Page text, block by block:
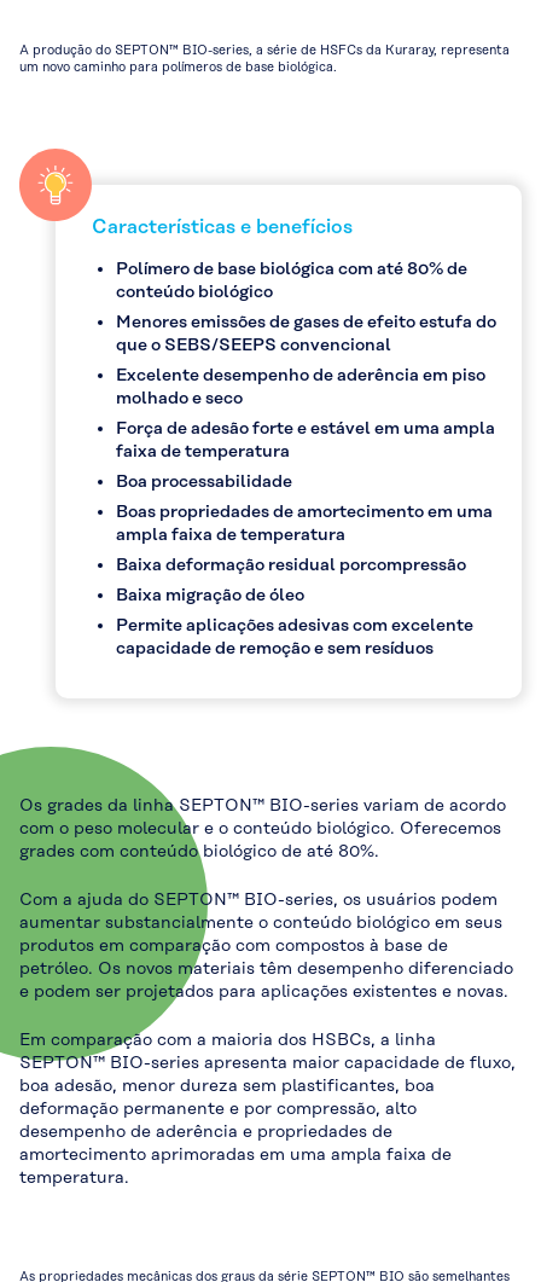
A produção do SEPTON™ BIO-series, a série de HSFCs da Kuraray, representa
um novo caminho para polímeros de base biológica.
Características e benefícios
Polímero de base biológica com até 80% de
conteúdo biológico
Menores emissões de gases de efeito estufa do
que o SEBS/SEEPS convencional
Excelente desempenho de aderência em piso
molhado e seco
Força de adesão forte e estável em uma ampla
faixa de temperatura
Boa processabilidade
Boas propriedades de amortecimento em uma
ampla faixa de temperatura
Baixa deformação residual porcompressão
Baixa migração de óleo
Permite aplicações adesivas com excelente
capacidade de remoção e sem resíduos
Os grades da linha SEPTON™ BIO-series variam de acordo
com o peso molecular e o conteúdo biológico. Oferecemos
grades com conteúdo biológico de até 80%.
Com a ajuda do SEPTON™ BIO-series, os usuários podem
aumentar substancialmente o conteúdo biológico em seus
produtos em comparação com compostos à base de
petróleo. Os novos materiais têm desempenho diferenciado
e podem ser projetados para aplicações existentes e novas.
Em comparação com a maioria dos HSBCs, a linha
SEPTON™ BIO-series apresenta maior capacidade de fluxo,
boa adesão, menor dureza sem plastificantes, boa
deformação permanente e por compressão, alto
desempenho de aderência e propriedades de
amortecimento aprimoradas em uma ampla faixa de
temperatura.
As propriedades mecânicas dos graus da série SEPTON™ BIO são semelhantes